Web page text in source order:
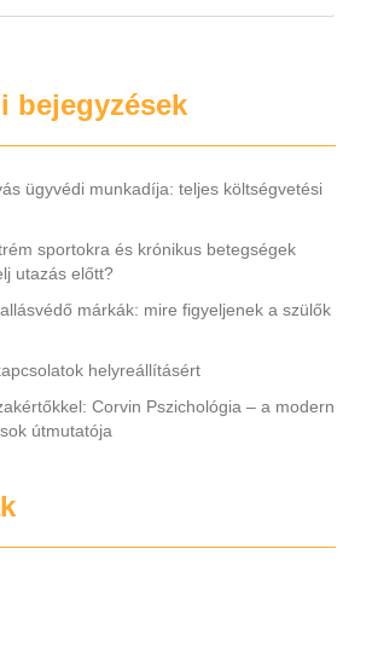
félelmet vagy dezorientáltságot is
bejegyzések
ügyvédi munkadíja: teljes költségvetési
sportokra és krónikus betegségek
utazás előtt?
márkák: mire figyeljenek a szülők
helyreállításért
Corvin Pszichológia – a modern
útmutatója